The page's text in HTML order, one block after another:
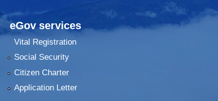
eGov services
Vital Registration
Social Security
Citizen Charter
Application Letter